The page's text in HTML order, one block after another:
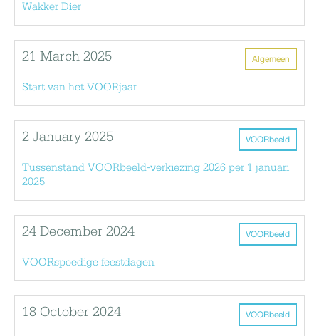
Wakker Dier
Algemeen
21 March 2025
Start van het VOORjaar
VOORbeeld
2 January 2025
Tussenstand VOORbeeld-verkiezing 2026 per 1 januari
2025
VOORbeeld
24 December 2024
VOORspoedige feestdagen
VOORbeeld
18 October 2024